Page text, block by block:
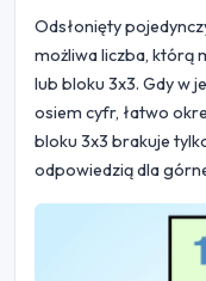
Odsłonięty
możliwa liczba, którą
lub bloku 3x3. Gdy w
osiem cyfr, łatwo
bloku 3x3 brakuje
odpowiedzią dla